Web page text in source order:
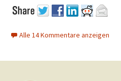
Alle 14 Kommentare anzeigen